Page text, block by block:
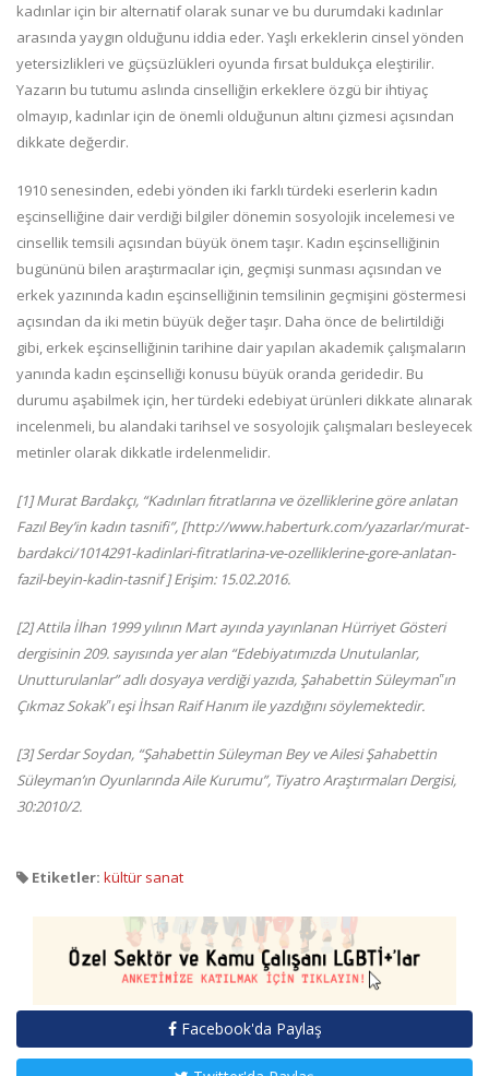
kadınlar için bir alternatif olarak sunar ve bu durumdaki kadınlar
arasında yaygın olduğunu iddia eder. Yaşlı erkeklerin cinsel yönden
yetersizlikleri ve güçsüzlükleri oyunda fırsat buldukça eleştirilir.
Yazarın bu tutumu aslında cinselliğin erkeklere özgü bir ihtiyaç
olmayıp, kadınlar için de önemli olduğunun altını çizmesi açısından
dikkate değerdir.
1910 senesinden, edebi yönden iki farklı türdeki eserlerin kadın
eşcinselliğine dair verdiği bilgiler dönemin sosyolojik incelemesi ve
cinsellik temsili açısından büyük önem taşır. Kadın eşcin­selliğinin
bugününü bilen araştırmacılar için, geçmişi sunması açısından ve
erkek yazınında kadın eşcinselliğinin temsilinin geçmişini göstermesi
açısından da iki metin büyük değer taşır. Daha önce de belirtildiği
gibi, erkek eşcinselliğinin tarihine dair yapılan akademik çalışmaların
yanında kadın eşcinselliği konusu büyük oranda geridedir. Bu
durumu aşabilmek için, her türdeki edebiyat ürünleri dikkate alınarak
incelenmeli, bu alandaki tarihsel ve sosyolojik çalışmaları besleyecek
metinler olarak dikkatle irdelenmelidir.
[1] Murat Bardakçı, “Kadınları fıtratlarına ve özelliklerine göre anlatan
Fazıl Bey’in kadın tasnifi”, [http://www.haberturk.com/yazarlar/murat-
bardakci/1014291-kadinlari-fitratlarina-ve-ozelliklerine-gore-anlatan-
fazil-beyin-kadin-tasnif ] Erişim: 15.02.2016.
[2] Attila İlhan 1999 yılının Mart ayında yayınlanan Hürriyet Gösteri
dergisinin 209. sayısında yer alan “Edebiyatımızda Unutulanlar,
Unutturulanlar” adlı dosyaya verdiği yazıda, Şahabettin Süleyman‟ın
Çıkmaz Sokak‟ı eşi İhsan Raif Hanım ile yazdığını söylemektedir.
[3] Serdar Soydan, “Şahabettin Süleyman Bey ve Ailesi Şahabettin
Süleyman’ın Oyunlarında Aile Kurumu”, Tiyatro Araştırmaları Dergisi,
30:2010/2.
Etiketler: kültür sanat
Facebook'da Paylaş